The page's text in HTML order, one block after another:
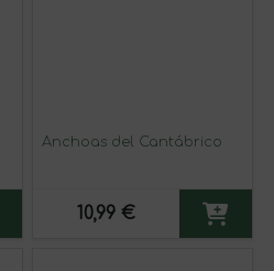
Anchoas del Cantábrico
10,99 €